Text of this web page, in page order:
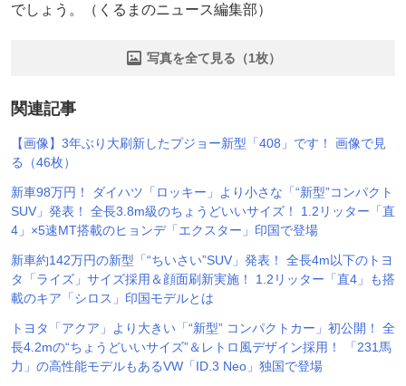
でしょう。（くるまのニュース編集部）
写真を全て見る（1枚）
関連記事
【画像】3年ぶり大刷新したプジョー新型「408」です！ 画像で見
る（46枚）
新車98万円！ ダイハツ「ロッキー」より小さな「“新型”コンパクト
SUV」発表！ 全長3.8m級のちょうどいいサイズ！ 1.2リッター「直
4」×5速MT搭載のヒョンデ「エクスター」印国で登場
新車約142万円の新型「“ちいさい”SUV」発表！ 全長4m以下のトヨ
タ「ライズ」サイズ採用＆顔面刷新実施！ 1.2リッター「直4」も搭
載のキア「シロス」印国モデルとは
トヨタ「アクア」より大きい「“新型” コンパクトカー」初公開！ 全
長4.2mの“ちょうどいいサイズ”＆レトロ風デザイン採用！ 「231馬
力」の高性能モデルもあるVW「ID.3 Neo」独国で登場